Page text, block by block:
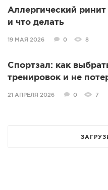
Аллергический
и что делать
19 МАЯ 2026 0 8
Спортзал: как
тренировок и не
21 АПРЕЛЯ 2026 0 7